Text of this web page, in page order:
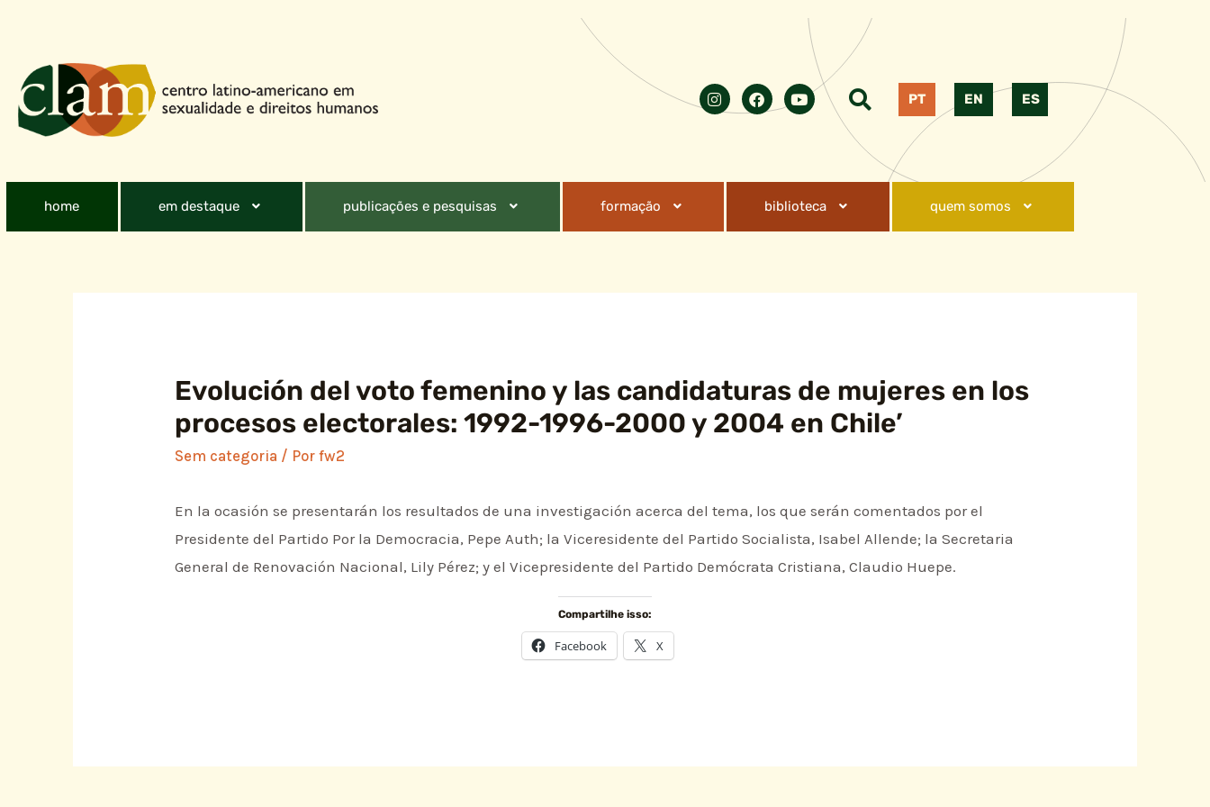
PT EN ES
home em destaque publicações e pesquisas formação biblioteca quem somos
Evolución del voto femenino y las candidaturas de mujeres en los
procesos electorales: 1992-1996-2000 y 2004 en Chile’
Sem categoria / Porfw2
En la ocasión se presentarán los resultados de una investigación acerca del tema, los que serán comentados por el
Presidente del Partido Por la Democracia, Pepe Auth; la Viceresidente del Partido Socialista, Isabel Allende; la Secretaria
General de Renovación Nacional, Lily Pérez; y el Vicepresidente del Partido Demócrata Cristiana, Claudio Huepe.
Compartilhe isso:
Facebook X